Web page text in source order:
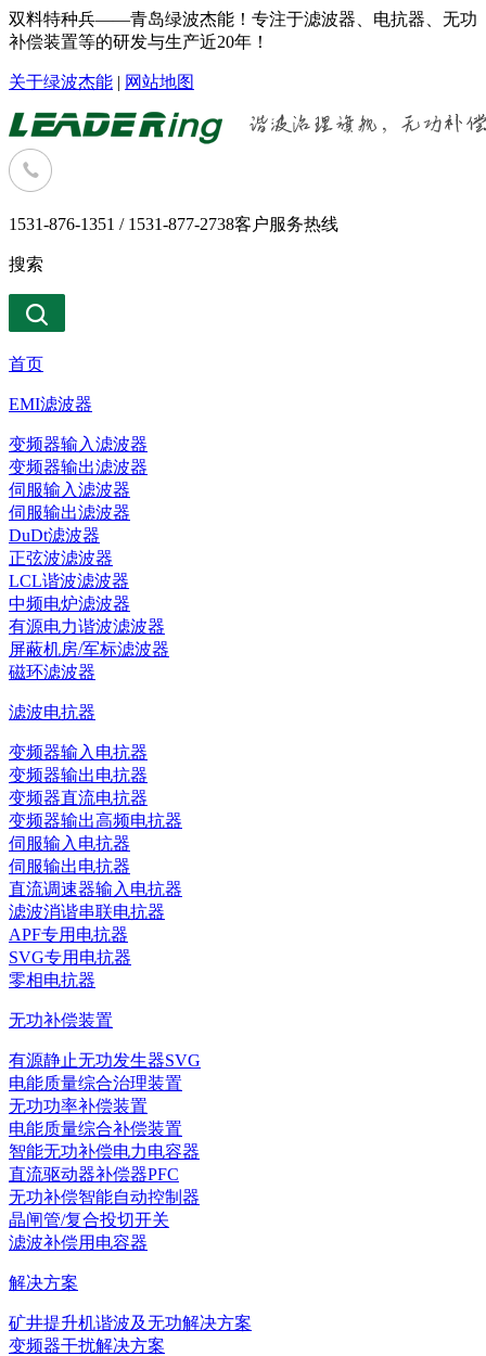
双料特种兵——青岛绿波杰能！专注于滤波器、电抗器、无功
补偿装置等的研发与生产近20年！
关于绿波杰能 | 网站地图
1531-876-1351 / 1531-877-2738客户服务热线
搜索
首页
EMI滤波器
变频器输入滤波器
变频器输出滤波器
伺服输入滤波器
伺服输出滤波器
DuDt滤波器
正弦波滤波器
LCL谐波滤波器
中频电炉滤波器
有源电力谐波滤波器
屏蔽机房/军标滤波器
磁环滤波器
滤波电抗器
变频器输入电抗器
变频器输出电抗器
变频器直流电抗器
变频器输出高频电抗器
伺服输入电抗器
伺服输出电抗器
直流调速器输入电抗器
滤波消谐串联电抗器
APF专用电抗器
SVG专用电抗器
零相电抗器
无功补偿装置
有源静止无功发生器SVG
电能质量综合治理装置
无功功率补偿装置
电能质量综合补偿装置
智能无功补偿电力电容器
直流驱动器补偿器PFC
无功补偿智能自动控制器
晶闸管/复合投切开关
滤波补偿用电容器
解决方案
矿井提升机谐波及无功解决方案
变频器干扰解决方案